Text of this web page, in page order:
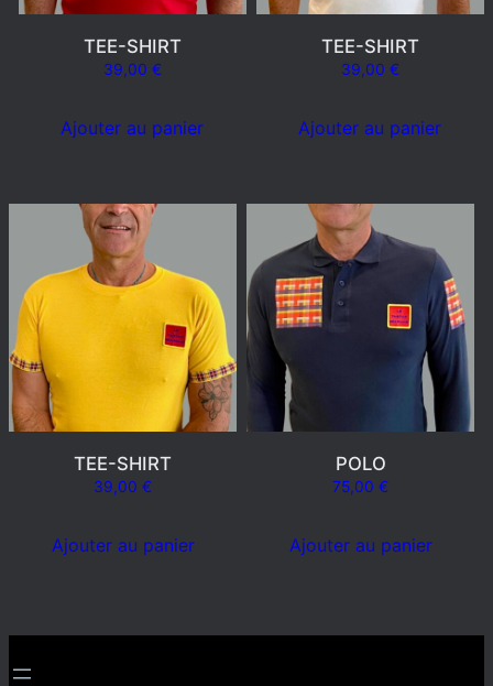
TEE-SHIRT
39,00 €
Ajouter au panier
TEE-SHIRT
39,00 €
Ajouter au panier
TEE-SHIRT
39,00€
Ajouter au panier
POLO
75,00€
Ajouter au panier